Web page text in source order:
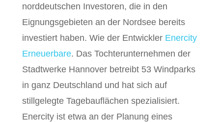
norddeutschen Investoren, die in den
Eignungsgebieten an der Nordsee bereits
investiert haben. Wie der Entwickler Enercity
Erneuerbare. Das Tochterunternehmen der
Stadtwerke Hannover betreibt 53 Windparks
in ganz Deutschland und hat sich auf
stillgelegte Tagebauflächen spezialisiert.
Enercity ist etwa an der Planung eines